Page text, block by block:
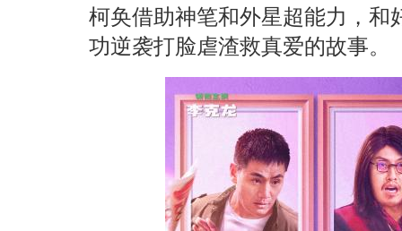
柯奂借助神笔和外星超能力，和
功逆袭打脸虐渣救真爱的故事。